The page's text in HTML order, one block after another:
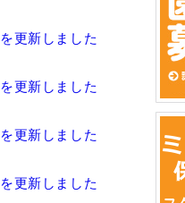
更新しました
更新しました
更新しました
更新しました